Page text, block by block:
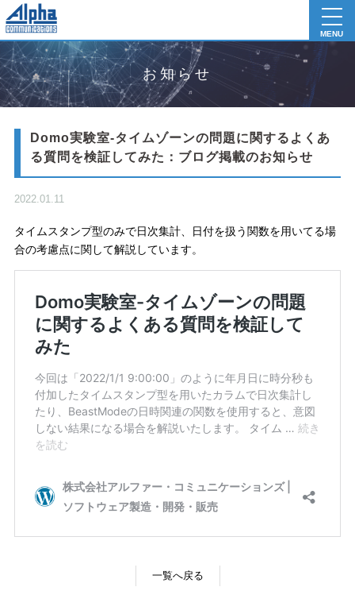
MENU
お知らせ
Domo実験室-タイムゾーンの問題に関するよくあ
る質問を検証してみた：ブログ掲載のお知らせ
2022.01.11
タイムスタンプ型のみで日次集計、日付を扱う関数を用いてる場
合の考慮点に関して解説しています。
一覧へ戻る